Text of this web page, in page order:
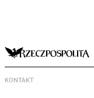
KONTAKT